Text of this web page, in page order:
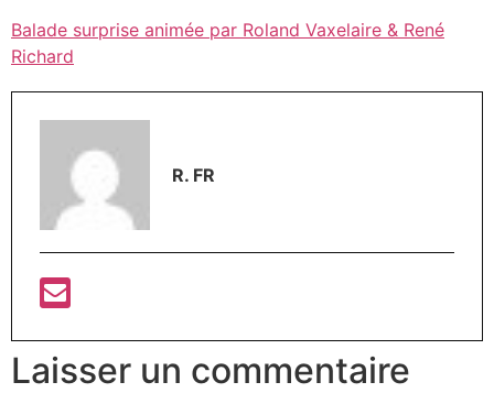
Balade surprise animée par Roland Vaxelaire & René
Richard
R. FR
Laisser un commentaire